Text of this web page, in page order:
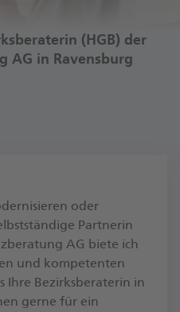
(HGB) der
AG in Ravensburg
oder
Partnerin
AG biete ich
und kompetenten
Ihre Bezirksberaterin in
gerne für ein